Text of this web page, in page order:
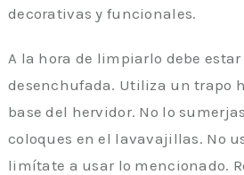
decorativas y funcionales.
A la hora de limpiarlo debe
desenchufada. Utiliza un trapo
base del hervidor. No lo
coloques en el lavavajillas. No
limítate a usar lo mencionado.